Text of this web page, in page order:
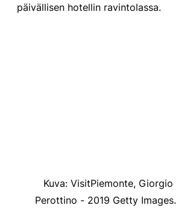
päivällisen hotellin ravintolassa.
Kuva: VisitPiemonte, Giorgio
Perottino - 2019 Getty Images.